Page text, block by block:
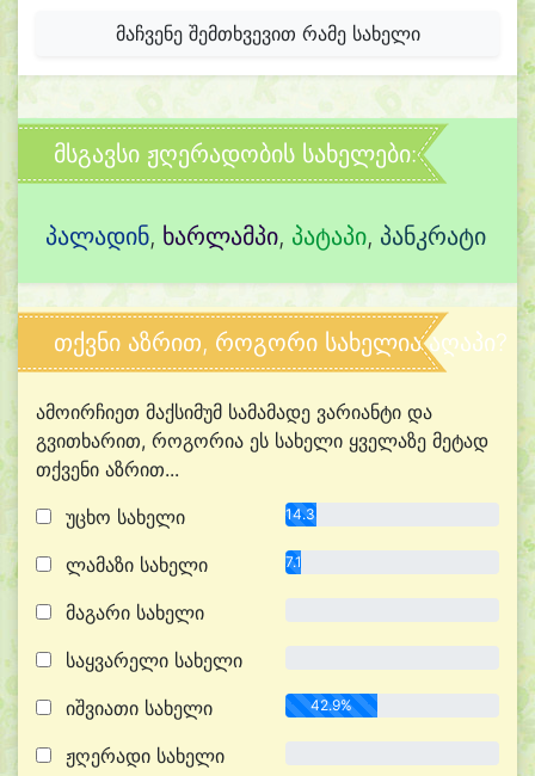
მაჩვენე შემთხვევით რამე სახელი
მსგავსი ჟღერადობის სახელები:
პალადინ, ხარლამპი, პატაპი, პანკრატი
თქვნი აზრით, როგორი სახელია აღაპი?
ამოირჩიეთ მაქსიმუმ სამამადე ვარიანტი და
გვითხარით, როგორია ეს სახელი ყველაზე მეტად
თქვენი აზრით...
უცხო სახელი
14.3%
ლამაზი სახელი 7.1%
მაგარი სახელი
საყვარელი სახელი
იშვიათი სახელი 42.9%
ჟღერადი სახელი